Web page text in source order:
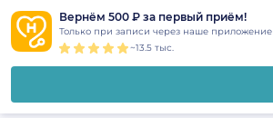
Вернём 500 ₽ за первый приём!
Только при записи через наше приложение
~13.5 тыс.
Закрыть